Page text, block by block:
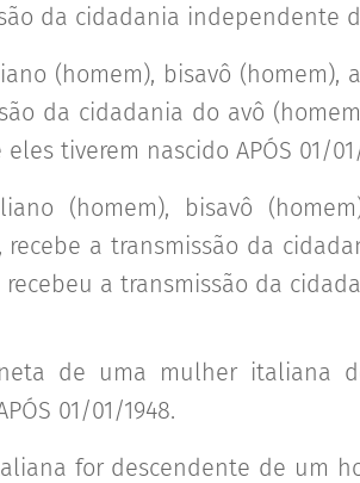
da cidadania independente
(homem), bisavô
da cidadania do avô
tiverem nascido APÓS 01/
(homem), bisavô
recebe a transmissão da
recebeu a transmissão da
de uma mulher italiana
01/01/1948.
for descendente de um